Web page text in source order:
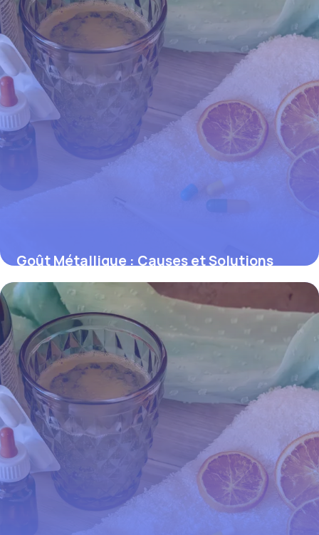
Goût Métallique : Causes et Solutions
Efficaces
30 mai 2026